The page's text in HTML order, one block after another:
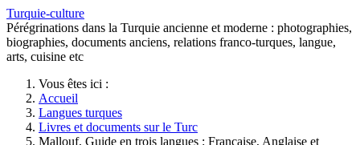
Turquie-culture
Pérégrinations dans la Turquie ancienne et moderne : photographies,
biographies, documents anciens, relations franco-turques, langue,
arts, cuisine etc
Vous êtes ici :
Accueil
Langues turques
Livres et documents sur le Turc
Mallouf, Guide en trois langues : Française, Anglaise et